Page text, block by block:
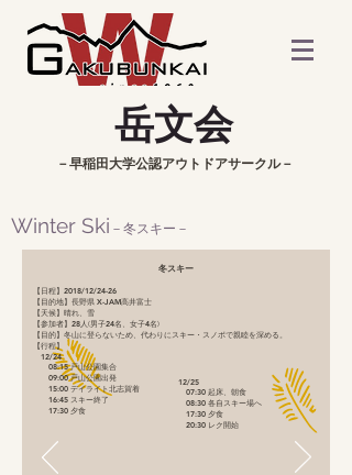
​岳文会
​－早稲田大学公認アウトドアサークル－
Winter Ski －冬スキー－
冬スキー
【日程】 2018/12/24-26
【目的地】 長野県 X-JAM高井富士
【天候】晴れ、雪
【参加者】 28人(男子24名 、女子4名)
【目的】 冬山に登らないため、代わりにスキー・スノボで親睦を深める。
​【行程】
12/24
08:15 戸山公園集合
09:00 戸山公園出発
15:00 デイライト北志賀着
16:45 スキー終了
17:30 夕食
12/25
​ 07:30 起床、朝食
08:30 各自スキー場へ
17:30 夕食
20:30 レク開始